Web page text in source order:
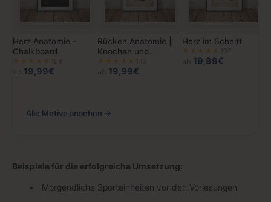
Herz Anatomie -
Chalkboard
★★★★★
19,99€
Rücken Anatomie |
Knochen und
Muskeln
★★★★★
19,99€
Herz im Schnitt
★★★★★
19,99€
Alle Motive ansehen →
Beispiele für die erfolgreiche Umsetzung:
Morgendliche Sporteinheiten vor den Vorlesungen